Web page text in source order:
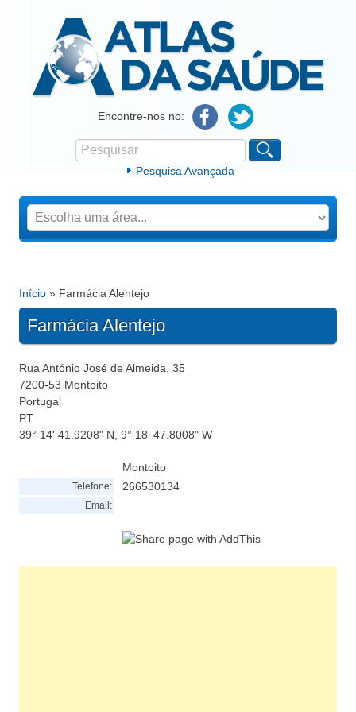
Atlas da SaúdeEncontre-nos no:
Formulário de procura
Pesquisar
Pesquisa Avançada
Está aqui
Início » Farmácia Alentejo
Farmácia Alentejo
Rua António José de Almeida, 35
7200-53 Montoito
Portugal
PT
39° 14' 41.9208" N, 9° 18' 47.8008" W
Montoito
Telefone: 266530134
Email: